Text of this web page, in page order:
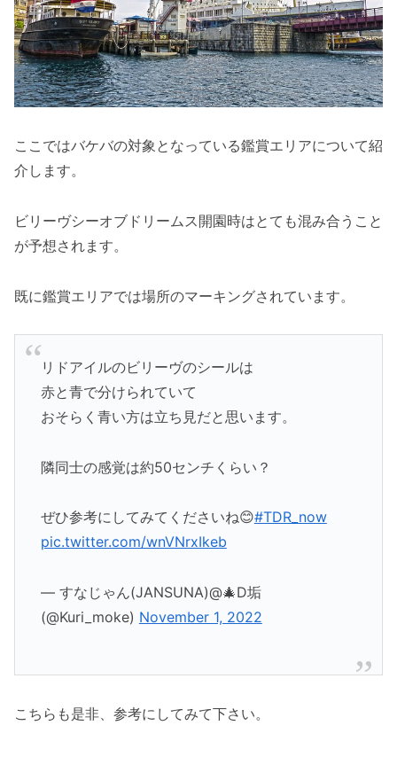
ここではバケバの対象となっている鑑賞エリアについて紹
介します。
ビリーヴシーオブドリームス開園時はとても混み合うこと
が予想されます。
既に鑑賞エリアでは場所のマーキングされています。
リドアイルのビリーヴのシールは
赤と青で分けられていて
おそらく青い方は立ち見だと思います。
隣同士の感覚は約50センチくらい？
ぜひ参考にしてみてくださいね😊#TDR_now
pic.twitter.com/wnVNrxIkeb
— すなじゃん(JANSUNA)@🎄D垢
(@Kuri_moke) November 1, 2022
こちらも是非、参考にしてみて下さい。